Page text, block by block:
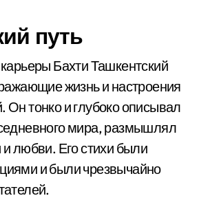
путь
Бахти Ташкентский
жизнь и настроения
тонко и глубоко описывал
мира, размышлял
любви. Его стихи были
и были чрезвычайно